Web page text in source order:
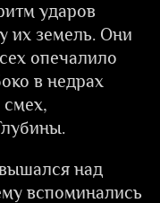
ударов
их земель. Они
опечалило
в недрах
смех,
над
вспоминались